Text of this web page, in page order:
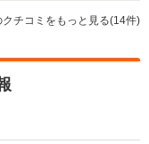
クチコミをもっと見る(14件)